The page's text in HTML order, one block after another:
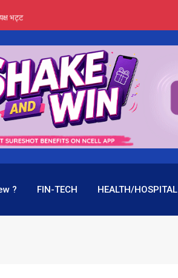
भट्ट
पदमा बस्न मिल्दैन
असफल
? FIN-TECH HEALTH/HOSPITAL